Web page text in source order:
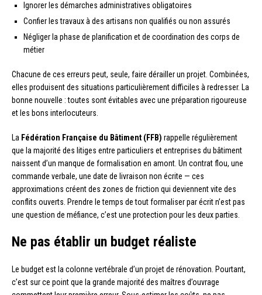
Ignorer les démarches administratives obligatoires
Confier les travaux à des artisans non qualifiés ou non assurés
Négliger la phase de planification et de coordination des corps de
métier
Chacune de ces erreurs peut, seule, faire dérailler un projet. Combinées,
elles produisent des situations particulièrement difficiles à redresser. La
bonne nouvelle : toutes sont évitables avec une préparation rigoureuse
et les bons interlocuteurs.
La Fédération Française du Bâtiment (FFB) rappelle régulièrement
que la majorité des litiges entre particuliers et entreprises du bâtiment
naissent d’un manque de formalisation en amont. Un contrat flou, une
commande verbale, une date de livraison non écrite — ces
approximations créent des zones de friction qui deviennent vite des
conflits ouverts. Prendre le temps de tout formaliser par écrit n’est pas
une question de méfiance, c’est une protection pour les deux parties.
Ne pas établir un budget réaliste
Le budget est la colonne vertébrale d’un projet de rénovation. Pourtant,
c’est sur ce point que la grande majorité des maîtres d’ouvrage